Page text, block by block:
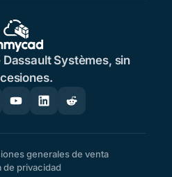
Systèmes, sin
generales de venta
de privacidad